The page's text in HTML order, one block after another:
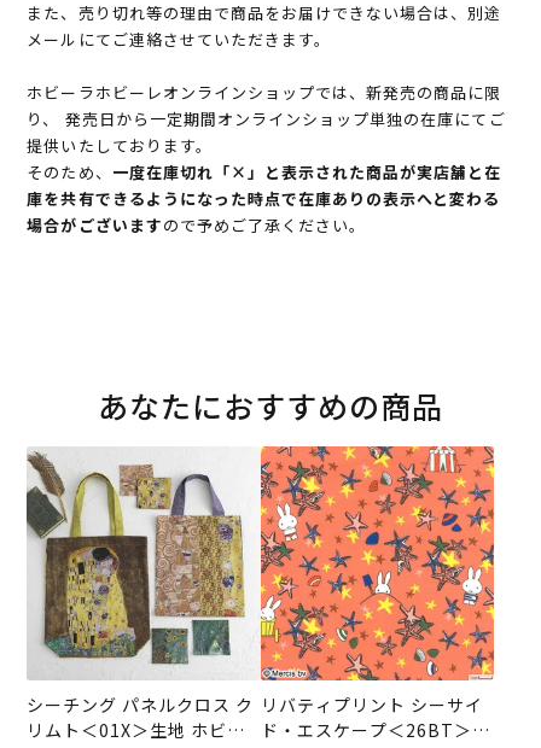
また、売り切れ等の理由で商品をお届けできない場合は、別途
メールにてご連絡させていただきます。
ホビーラホビーレオンラインショップでは、新発売の商品に限
り、 発売日から一定期間オンラインショップ単独の在庫にてご
提供いたしております。
そのため、 一度在庫切れ「×」と表示された商品が実店舗と在
庫を共有できるようになった時点で在庫ありの表示へと変わる
場合がございますので予めご了承ください。
あなたにおすすめの商品
シーチング パネルクロス ク
リムト＜01X＞生地 ホビー
リバティプリント シーサイ
ド・エスケープ＜26BT＞生